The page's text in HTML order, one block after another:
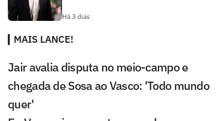
Há 3 dias
MAIS LANCE!
Jair avalia disputa no meio-campo e
chegada de Sosa ao Vasco: 'Todo mundo
quer'